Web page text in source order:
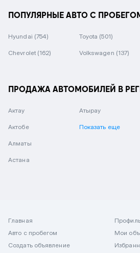
ПОПУЛЯРНЫЕ АВТО С
Hyundai (754) Toyota (501)
Chevrolet (162) Volkswagen (137)
ПРОДАЖА АВТОМОБИЛЕЙ В
Актау
Актобе
Алматы
Астана
Атырау
Показать еще
Главная
Авто с пробегом
Создать объявление
Мои